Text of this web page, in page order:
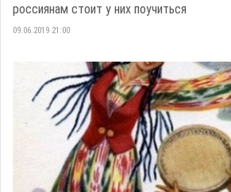
россиянам стоит у них поучиться
09.06.2019 21:00